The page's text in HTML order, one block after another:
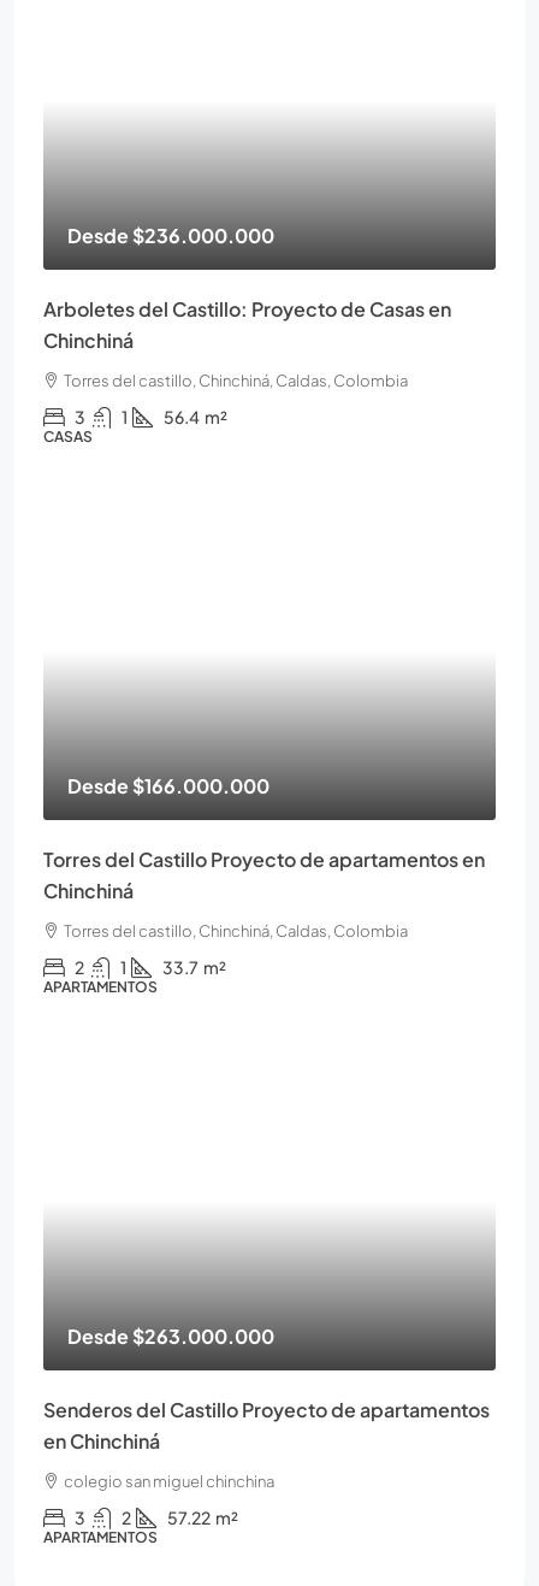
Desde$236.000.000
Arboletes del Castillo: Proyecto de Casas en
Chinchiná
Torres del castillo, Chinchiná, Caldas, Colombia
3 1 56.4 m²
CASAS
Desde$166.000.000
Torres del Castillo Proyecto de apartamentos en
Chinchiná
Torres del castillo, Chinchiná, Caldas, Colombia
2 1 33.7 m²
APARTAMENTOS
Desde$263.000.000
Senderos del Castillo Proyecto de apartamentos
en Chinchiná
colegio san miguel chinchina
3 2 57.22 m²
APARTAMENTOS